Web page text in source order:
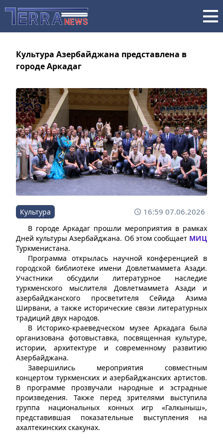
Культура Азербайджана представлена в
городе Аркадаг
Культура 16:59 07.06.2026
В городе Аркадаг прошли мероприятия в рамках
Дней культуры Азербайджана. Об этом сообщает МИЦ
Туркменистана.
Программа открылась научной конференцией в
городской библиотеке имени Довлетмаммета Азади.
Участники обсудили литературное наследие
туркменского мыслителя Довлетмаммета Азади и
азербайджанского просветителя Сейида Азима
Ширвани, а также исторические связи литературных
традиций двух народов.
В Историко-краеведческом музее Аркадага была
организована фотовыставка, посвященная культуре,
истории, архитектуре и современному развитию
Азербайджана.
Завершились мероприятия совместным
концертом туркменских и азербайджанских артистов.
В программе прозвучали народные и эстрадные
произведения. Также перед зрителями выступила
группа национальных конных игр «Галкыныш»,
представившая показательные выступления на
ахалтекинских скакунах.